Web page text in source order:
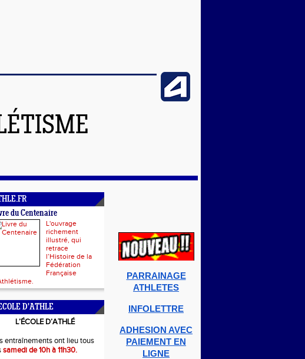
du Centenaire
L'ouvrage
richement
illustré, qui
retrace
l’Histoire de la
Fédération
Française
D'ATHLE
L’ÉCOLE D’ATHLÉ
entraînements ont lieu tous
samedi de 10h à 11h30.
PARRAINAGE
ATHLETES
INFOLETTRE
ADHESION AVEC
PAIEMENT EN
LIGNE